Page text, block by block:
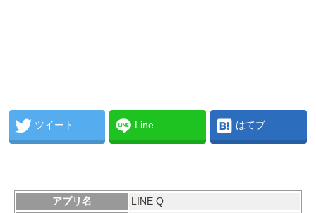
ツイート Line はてブ
アプリ名
LINE Q